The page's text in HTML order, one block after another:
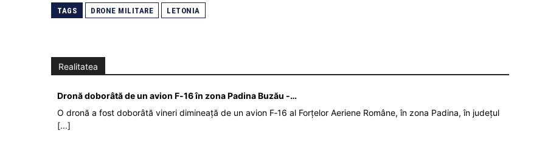
TAGS DRONE MILITARE LETONIA
Realitatea
Dronă doborâtă de un avion F‑16 în zona Padina Buzău -…
O dronă a fost doborâtă vineri dimineață de un avion F‑16 al Forțelor Aeriene Române, în zona Padina, în județul
[...]